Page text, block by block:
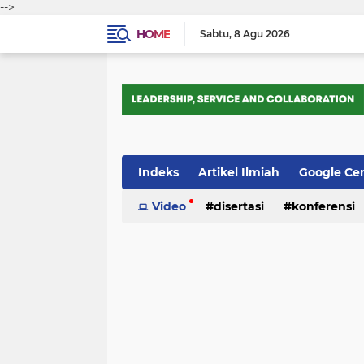
-->
HOME
Sabtu 8 Agu 2026
Indeks Artikel Ilmiah Google
Tips Trik Webometrics
Video disertasi konferensi